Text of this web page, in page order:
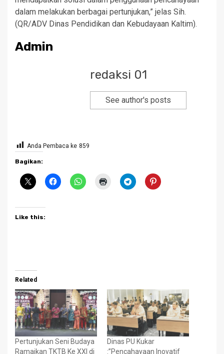
dalam melakukan berbagai pertunjukan,” jelas Sih.
(QR/ADV Dinas Pendidikan dan Kebudayaan Kaltim).
Admin
redaksi 01
See author's posts
Anda Pembaca ke 859
Bagikan:
Like this:
Related
Pertunjukan Seni Budaya
Ramaikan TKTB Ke XXI di
Dinas PU Kukar
:”Pencahayaan Inovatif